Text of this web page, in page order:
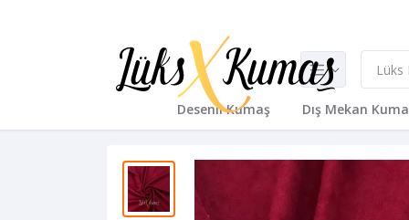
Desenli Kumaş Dış Mekan